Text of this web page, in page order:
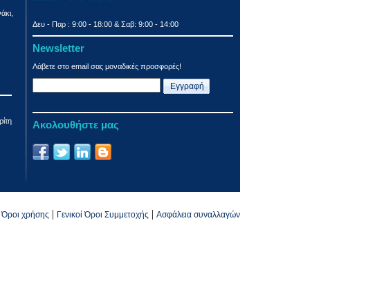
Δευ - Παρ : 9:00 - 18:00 & Σαβ: 9:00 - 14:00
Newsletter
Λάβετε στο email σας μοναδικές προσφορές!
Ακολουθήστε μας
Όροι χρήσης | Γενικοί Όροι Συμμετοχής | Ασφάλεια συναλλαγών